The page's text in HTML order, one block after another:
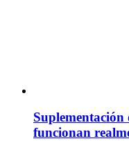
funcionan